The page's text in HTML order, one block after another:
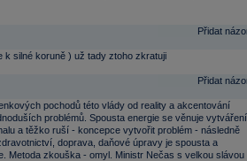
Přidat
silné koruně ) už tady ztoho zkratuji
Přidat
pochodů této vlády od reality a akcentování
problémů. Spousta energie se věnuje vytváření
a těžko ruší - koncepce vytvořit problém - následně
doprava, daňové úpravy je spousta a
Metoda zkouška - omyl. Ministr Nečas s velkou slávou